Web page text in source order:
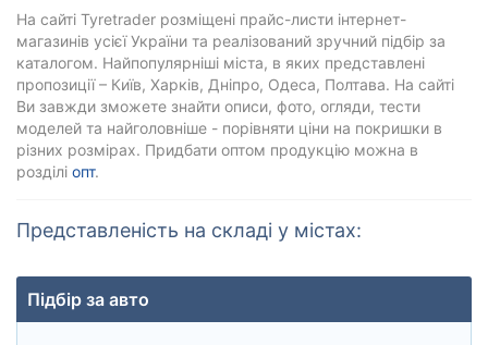
На сайті Tyretrader розміщені прайс-листи інтернет-
магазинів усієї України та реалізований зручний підбір за
каталогом. Найпопулярніші міста, в яких представлені
пропозиції – Київ, Харків, Дніпро, Одеса, Полтава. На сайті
Ви завжди зможете знайти описи, фото, огляди, тести
моделей та найголовніше - порівняти ціни на покришки в
різних розмірах. Придбати оптом продукцію можна в
розділі опт.
Представленість на складі у містах:
Скинути Підібрати
Підбір за авто